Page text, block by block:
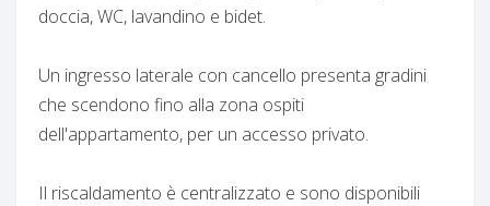
doccia, WC, lavandino e bidet.
Un ingresso laterale con cancello presenta gradini
che scendono fino alla zona ospiti
dell'appartamento, per un accesso privato.
Il riscaldamento è centralizzato e sono disponibili